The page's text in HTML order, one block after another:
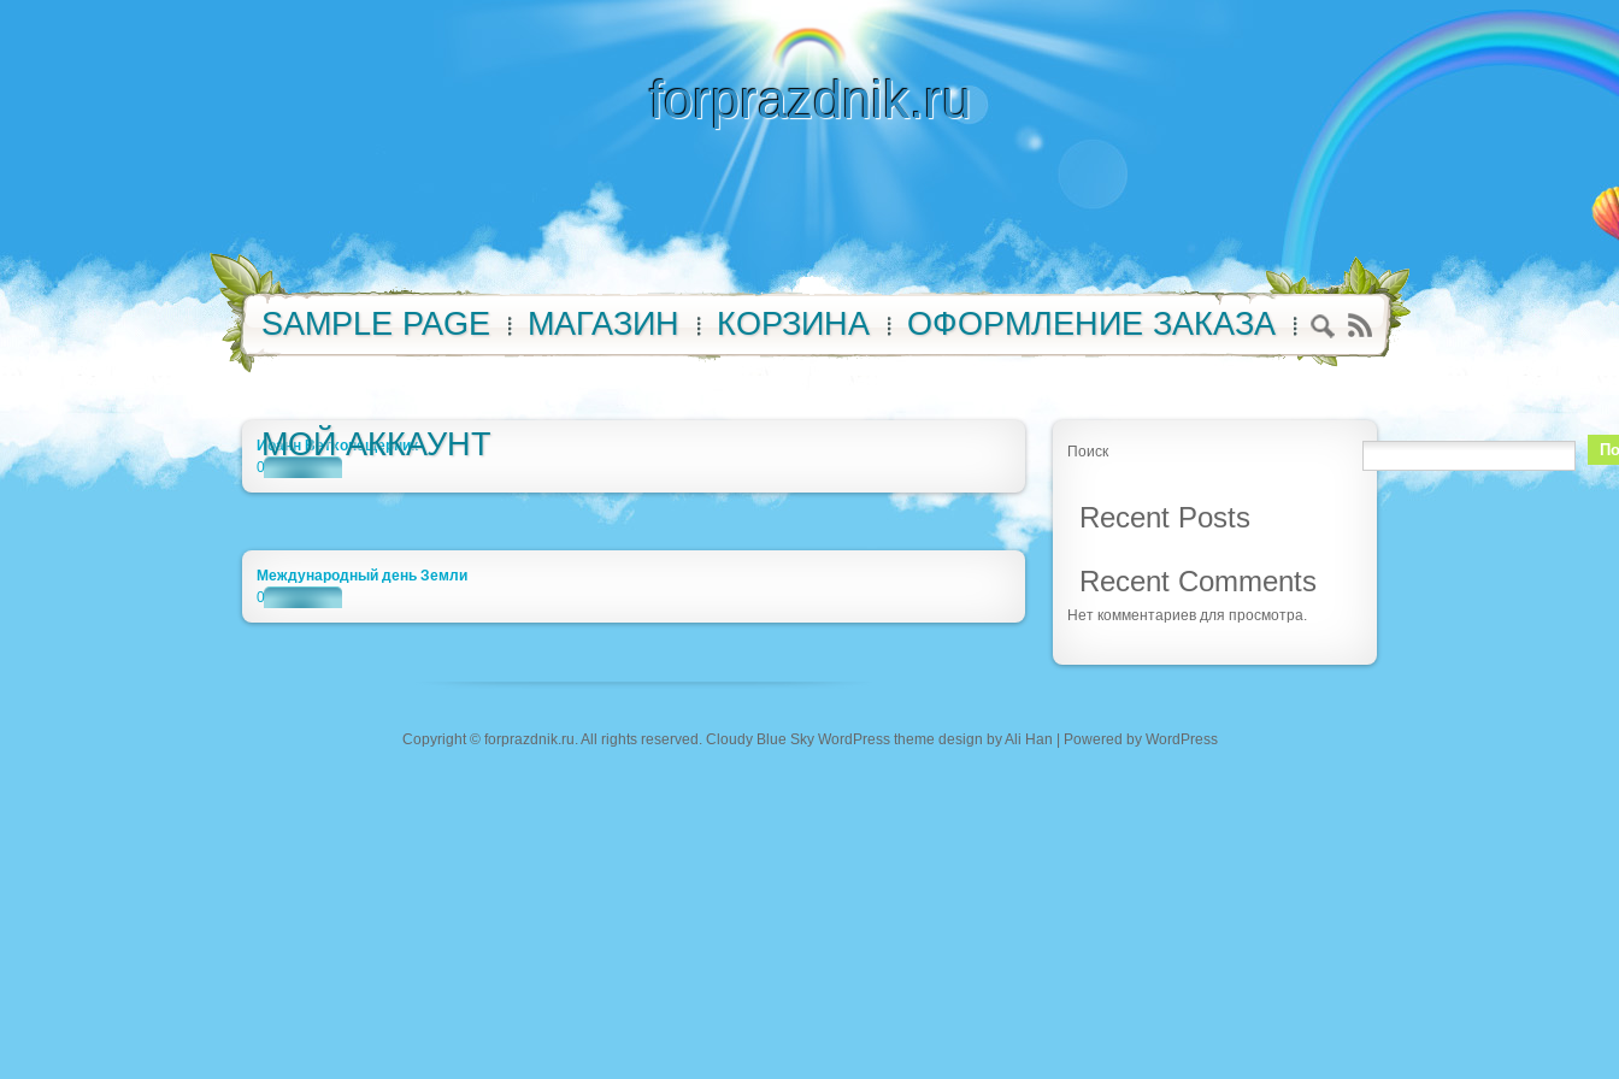
forprazdnik.ru
SAMPLE PAGE МАГАЗИН КОРЗИНА ОФОРМЛЕНИЕ ЗАКАЗА
МОЙ АККАУНТ
Иоанн Ветхопещерник
0
Международный день Земли
0
Поиск
Recent Posts
Recent Comments
Нет комментариев для просмотра.
Copyright © forprazdnik.ru. All rights reserved. Cloudy Blue Sky WordPress theme design byAli Han | Powered by WordPress